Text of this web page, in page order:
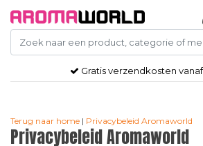
Gratisverzendkosten
Terug naar home | Privacybeleid Aromaworld
Privacybeleid Aromaworld